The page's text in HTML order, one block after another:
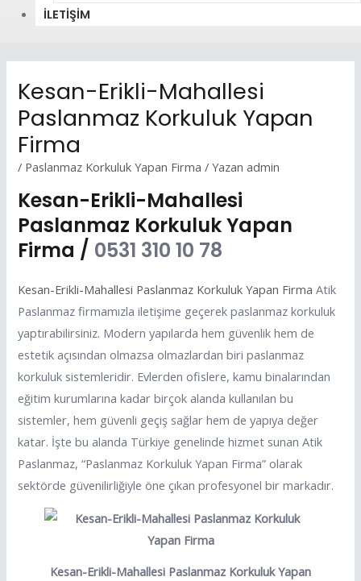
İLETIŞIM
Kesan-Erikli-Mahallesi
Paslanmaz Korkuluk Yapan
Firma
/ Paslanmaz Korkuluk Yapan Firma / Yazan admin
Kesan-Erikli-Mahallesi
Paslanmaz Korkuluk Yapan
Firma / 0531 310 10 78
Kesan-Erikli-Mahallesi Paslanmaz Korkuluk Yapan Firma Atik
Paslanmaz firmamızla iletişime geçerek paslanmaz korkuluk
yaptırabilirsiniz. Modern yapılarda hem güvenlik hem de
estetik açısından olmazsa olmazlardan biri paslanmaz
korkuluk sistemleridir. Evlerden ofislere, kamu binalarından
eğitim kurumlarına kadar birçok alanda kullanılan bu
sistemler, hem güvenli geçiş sağlar hem de yapıya değer
katar. İşte bu alanda Türkiye genelinde hizmet sunan Atik
Paslanmaz, “Paslanmaz Korkuluk Yapan Firma” olarak
sektörde güvenilirliğiyle öne çıkan profesyonel bir markadır.
Kesan-Erikli-Mahallesi Paslanmaz Korkuluk Yapan